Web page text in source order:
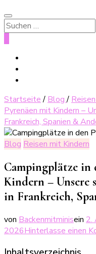
Suche
nach:
Startseite / Blog/
Pyrenäen mit Kindern –
Frankreich, Spanien &
Blog Reisen mit Kindern
Campingplätze in
Kindern – Unsere
in Frankreich,
von Backenmitminisein 2.
2026Hinterlasse einen